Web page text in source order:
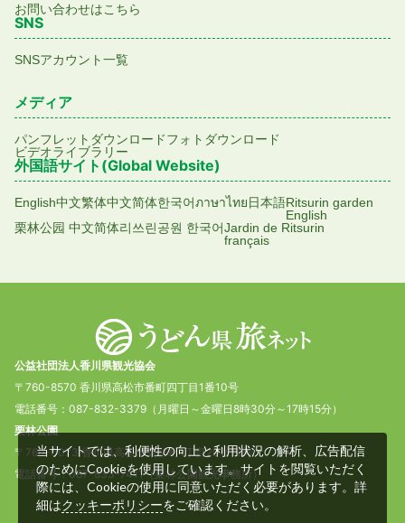
お問い合わせはこちら
SNS
SNSアカウント一覧
メディア
パンフレットダウンロードフォトダウンロード
ビデオライブラリー
外国語サイト(Global Website)
English中文繁体中文简体한국어ภาษาไทย日本語Ritsurin garden
English
栗林公园 中文简体리쓰린공원 한국어Jardin de Ritsurin
français
公益社団法人香川県観光協会
〒760-8570 香川県高松市番町四丁目1番10号
電話番号：087-832-3379（月曜日～金曜日8時30分～17時15分）
栗林公園
〒760-0073 香川県高松市栗林町1丁目20番16号
電話番号：087-833-7411（栗林公園観光事務所）
当サイトでは、利便性の向上と利用状況の解析、広告配信
のためにCookieを使用しています。サイトを閲覧いただく
際には、Cookieの使用に同意いただく必要があります。詳
細はクッキーポリシーをご確認ください。